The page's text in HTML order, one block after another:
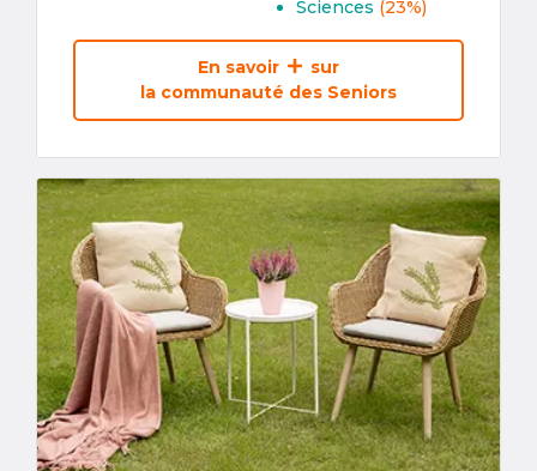
Sciences (23%)
En savoir
sur
la communauté des Seniors